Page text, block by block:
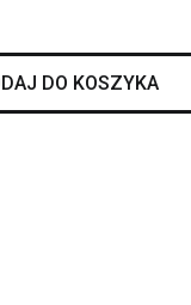
DO KOSZYKA